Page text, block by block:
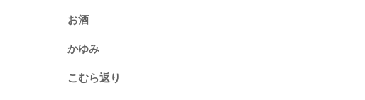
お酒
かゆみ
こむら返り